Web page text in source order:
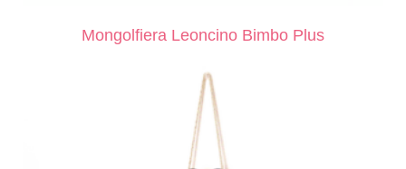
Mongolfiera Leoncino Bimbo Plus